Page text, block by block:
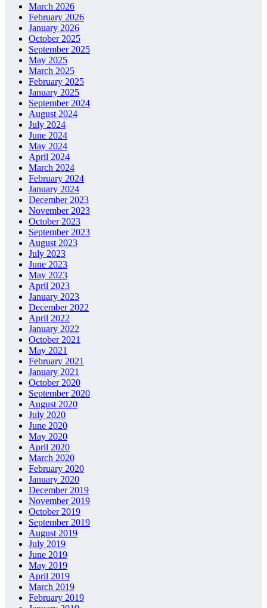
March 2026
February 2026
January 2026
October 2025
September 2025
May 2025
March 2025
February 2025
January 2025
September 2024
August 2024
July 2024
June 2024
May 2024
April 2024
March 2024
February 2024
January 2024
December 2023
November 2023
October 2023
September 2023
August 2023
July 2023
June 2023
May 2023
April 2023
January 2023
December 2022
April 2022
January 2022
October 2021
May 2021
February 2021
January 2021
October 2020
September 2020
August 2020
July 2020
June 2020
May 2020
April 2020
March 2020
February 2020
January 2020
December 2019
November 2019
October 2019
September 2019
August 2019
July 2019
June 2019
May 2019
April 2019
March 2019
February 2019